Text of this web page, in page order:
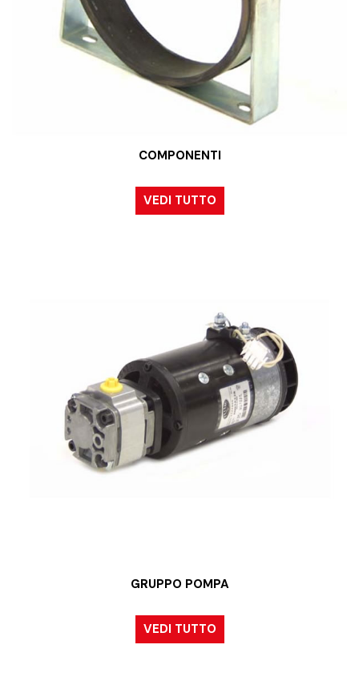
COMPONENTI
VEDI TUTTO
GRUPPO POMPA
VEDI TUTTO